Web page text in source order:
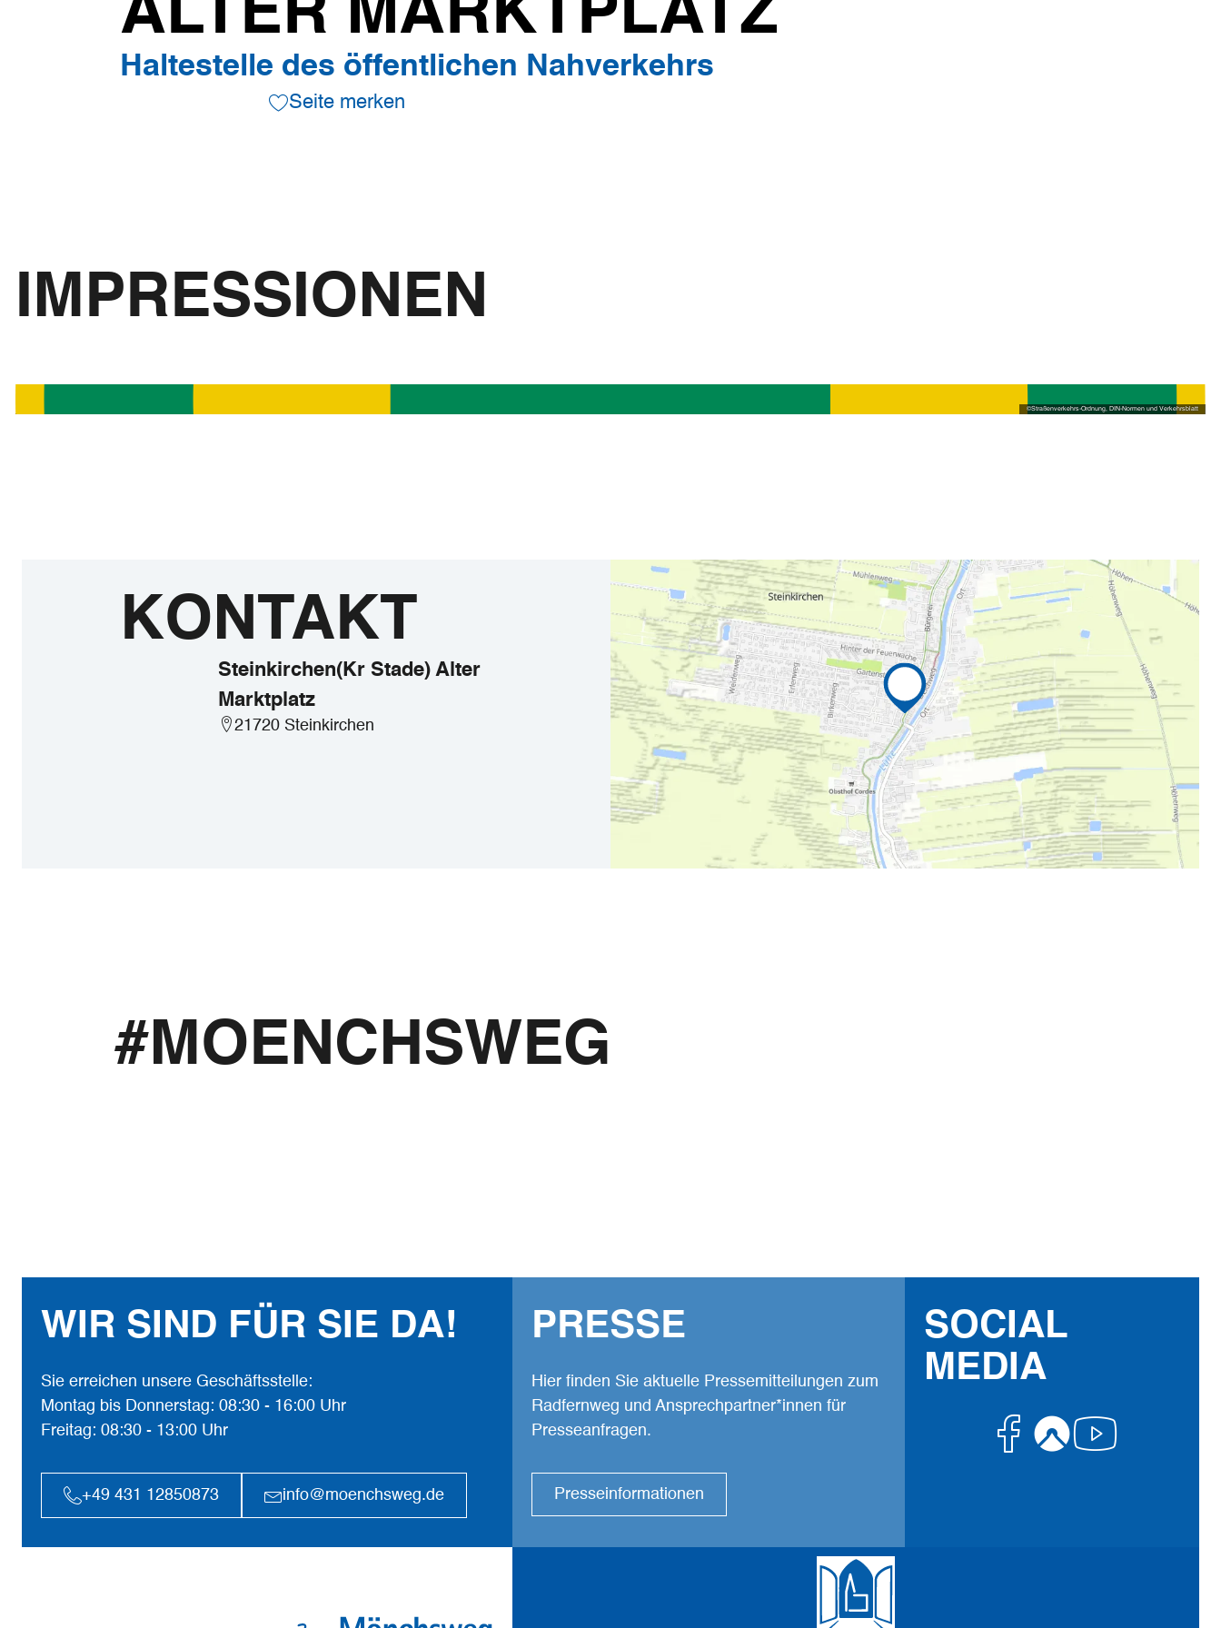
ALTER MARKTPLATZ
Haltestelle des öffentlichen Nahverkehrs
Seite merken
IMPRESSIONEN
©Straßenverkehrs-Ordnung, DIN-Normen und Verkehrsblatt
KONTAKT
Steinkirchen(Kr Stade) Alter
Marktplatz
21720 Steinkirchen
#MOENCHSWEG
WIR SIND FÜR SIE DA!
Sie erreichen unsere Geschäftsstelle:
Montag bis Donnerstag: 08:30 - 16:00 Uhr
Freitag: 08:30 - 13:00 Uhr
+49 431 12850873 info@moenchsweg.de
PRESSE
Hier finden Sie aktuelle Pressemitteilungen zum
Radfernweg und Ansprechpartner*innen für
Presseanfragen.
Presseinformationen
SOCIAL
MEDIA
Facebook
Komoot